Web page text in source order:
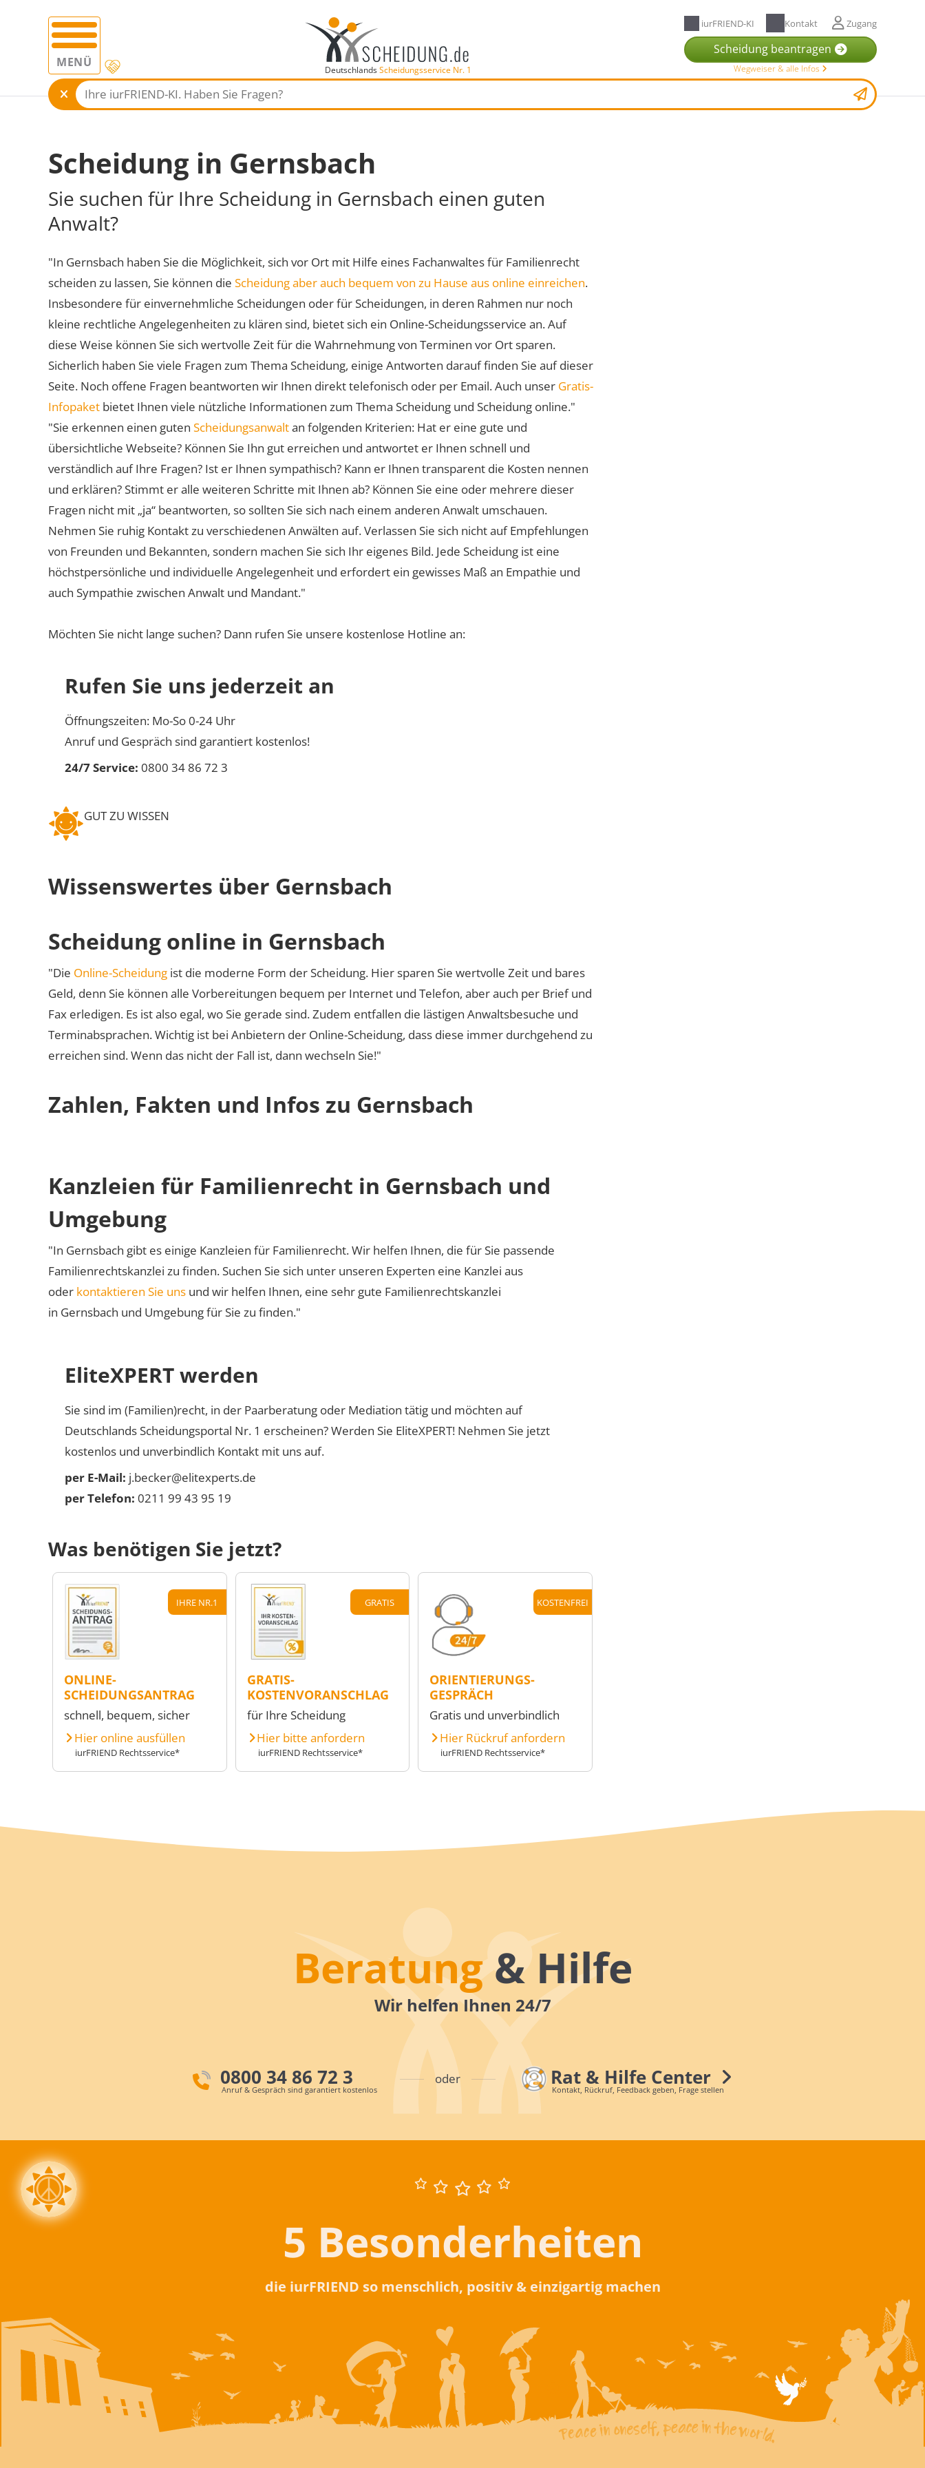
MENÜ DeutschlandsScheidungsservice Nr. 1
iurFRIEND-KI Kontakt Zugang
Scheidung beantragen
Wegweiser & alle Infos
Scheidung in Gernsbach
Sie suchen für Ihre Scheidung in Gernsbach einen guten
Anwalt?
"In Gernsbach haben Sie die Möglichkeit, sich vor Ort mit Hilfe eines Fachanwaltes für Familienrecht
scheiden zu lassen, Sie können die Scheidung aber auch bequem von zu Hause aus online einreichen.
Insbesondere für einvernehmliche Scheidungen oder für Scheidungen, in deren Rahmen nur noch
kleine rechtliche Angelegenheiten zu klären sind, bietet sich ein Online-Scheidungsservice an. Auf
diese Weise können Sie sich wertvolle Zeit für die Wahrnehmung von Terminen vor Ort sparen.
Sicherlich haben Sie viele Fragen zum Thema Scheidung, einige Antworten darauf finden Sie auf dieser
Seite. Noch offene Fragen beantworten wir Ihnen direkt telefonisch oder per Email. Auch unser Gratis-
Infopaket bietet Ihnen viele nützliche Informationen zum Thema Scheidung und Scheidung online."
"Sie erkennen einen guten Scheidungsanwaltan folgenden Kriterien: Hat er eine gute und
übersichtliche Webseite? Können Sie Ihn gut erreichen und antwortet er Ihnen schnell und
verständlich auf Ihre Fragen? Ist er Ihnen sympathisch? Kann er Ihnen transparent die Kosten nennen
und erklären? Stimmt er alle weiteren Schritte mit Ihnen ab? Können Sie eine oder mehrere dieser
Fragen nicht mit „ja“ beantworten, so sollten Sie sich nach einem anderen Anwalt umschauen.
Nehmen Sie ruhig Kontakt zu verschiedenen Anwälten auf. Verlassen Sie sich nicht auf Empfehlungen
von Freunden und Bekannten, sondern machen Sie sich Ihr eigenes Bild. Jede Scheidung ist eine
höchstpersönliche und individuelle Angelegenheit und erfordert ein gewisses Maß an Empathie und
auch Sympathie zwischen Anwalt und Mandant."
Möchten Sie nicht lange suchen? Dann rufen Sie unsere kostenlose Hotline an:
Rufen Sie uns jederzeit an
Öffnungszeiten: Mo-So 0-24 Uhr
Anruf und Gespräch sind garantiert kostenlos!
24/7 Service: 0800 34 86 72 3
GUT ZU WISSEN
Wissenswertes über Gernsbach
Scheidung online in Gernsbach
"Die Online-Scheidung ist die moderne Form der Scheidung. Hier sparen Sie wertvolle Zeit und bares
Geld, denn Sie können alle Vorbereitungen bequem per Internet und Telefon, aber auch per Brief und
Fax erledigen. Es ist also egal, wo Sie gerade sind. Zudem entfallen die lästigen Anwaltsbesuche und
Terminabsprachen. Wichtig ist bei Anbietern der Online-Scheidung, dass diese immer durchgehend zu
erreichen sind. Wenn das nicht der Fall ist, dann wechseln Sie!"
Zahlen, Fakten und Infos zu Gernsbach
Kanzleien für Familienrecht in Gernsbach und
Umgebung
"In Gernsbach gibt es einige Kanzleien für Familienrecht. Wir helfen Ihnen, die für Sie passende
Familienrechtskanzlei zu finden. Suchen Sie sich unter unseren Experten eine Kanzlei aus
oder kontaktieren Sie uns und wir helfen Ihnen, eine sehr gute Familienrechtskanzlei
in Gernsbach und Umgebung für Sie zu finden."
EliteXPERT werden
Sie sind im (Familien)recht, in der Paarberatung oder Mediation tätig und möchten auf
Deutschlands Scheidungsportal Nr. 1 erscheinen? Werden Sie EliteXPERT! Nehmen Sie jetzt
kostenlos und unverbindlich Kontakt mit uns auf.
per E-Mail: j.becker@elitexperts.de
per Telefon: 0211 99 43 95 19
Was benötigen Sie jetzt?
IHRE NR.1
ONLINE-
SCHEIDUNGSANTRAG
schnell, bequem, sicher
Hier online ausfüllen
iurFRIEND Rechtsservice*
GRATIS
GRATIS-
KOSTENVORANSCHLAG
für Ihre Scheidung
Hier bitte anfordern
iurFRIEND Rechtsservice*
KOSTENFREI
ORIENTIERUNGS-
GESPRÄCH
Gratis und unverbindlich
Hier Rückruf anfordern
iurFRIEND Rechtsservice*
Beratung& Hilfe
Wir helfen Ihnen 24/7
0800 34 86 72 3
Anruf & Gespräch sind garantiert kostenlos
oder Rat & Hilfe Center
Kontakt, Rückruf, Feedback geben, Frage stellen
5 Besonderheiten
die iurFRIEND so menschlich, positiv & einzigartig machen